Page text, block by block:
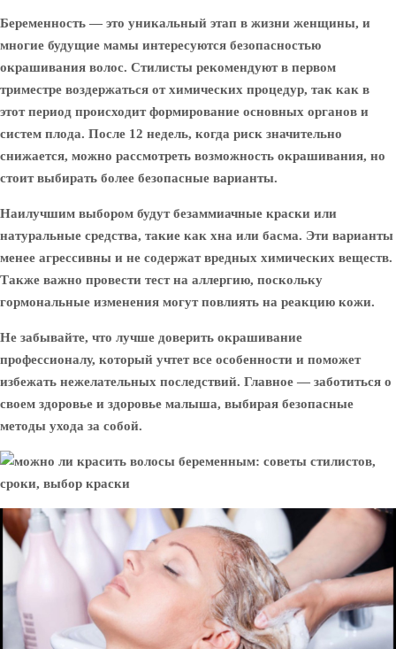
Беременность — это уникальный этап в жизни женщины, и
многие будущие мамы интересуются безопасностью
окрашивания волос. Стилисты рекомендуют в первом
триместре воздержаться от химических процедур, так как в
этот период происходит формирование основных органов и
систем плода. После 12 недель, когда риск значительно
снижается, можно рассмотреть возможность окрашивания, но
стоит выбирать более безопасные варианты.
Наилучшим выбором будут безаммиачные краски или
натуральные средства, такие как хна или басма. Эти варианты
менее агрессивны и не содержат вредных химических веществ.
Также важно провести тест на аллергию, поскольку
гормональные изменения могут повлиять на реакцию кожи.
Не забывайте, что лучше доверить окрашивание
профессионалу, который учтет все особенности и поможет
избежать нежелательных последствий. Главное — заботиться о
своем здоровье и здоровье малыша, выбирая безопасные
методы ухода за собой.